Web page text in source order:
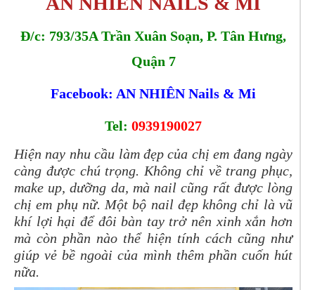
Đ/c: 793/35A Trần Xuân Soạn, P. Tân Hưng,
Quận 7
Facebook: AN NHIÊN Nails & Mi
Tel: 0939190027
Hiện nay nhu cầu làm đẹp của chị em đang ngày
càng được chú trọng. Không chỉ về trang phục,
make up, dưỡng da, mà nail cũng rất được lòng
chị em phụ nữ. Một bộ nail đẹp không chỉ là vũ
khí lợi hại để đôi bàn tay trở nên xinh xắn hơn
mà còn phần nào thể hiện tính cách cũng như
giúp vẻ bề ngoài của mình thêm phần cuốn hút
nữa.